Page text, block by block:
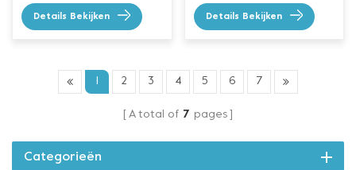
Details Bekijken
Verlengde bidetzitting
Details Bekijken
2 3 4 5 6 7
A total of 7 pages
Categorieën